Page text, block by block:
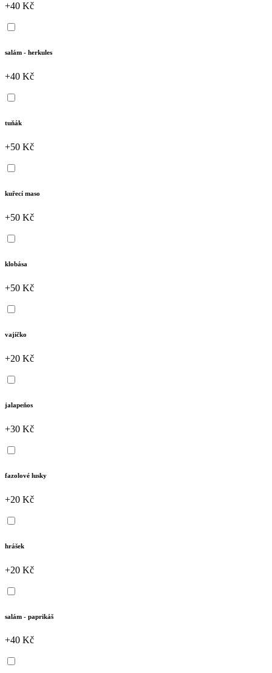
+40 Kč
salám - herkules
+40 Kč
tuňák
+50 Kč
kuřecí maso
+50 Kč
klobása
+50 Kč
vajíčko
+20 Kč
jalapeňos
+30 Kč
fazolové lusky
+20 Kč
hrášek
+20 Kč
salám - paprikáš
+40 Kč